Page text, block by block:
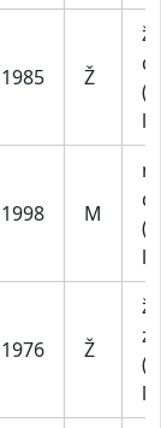
1985 Ž
1998 M
1976 Ž